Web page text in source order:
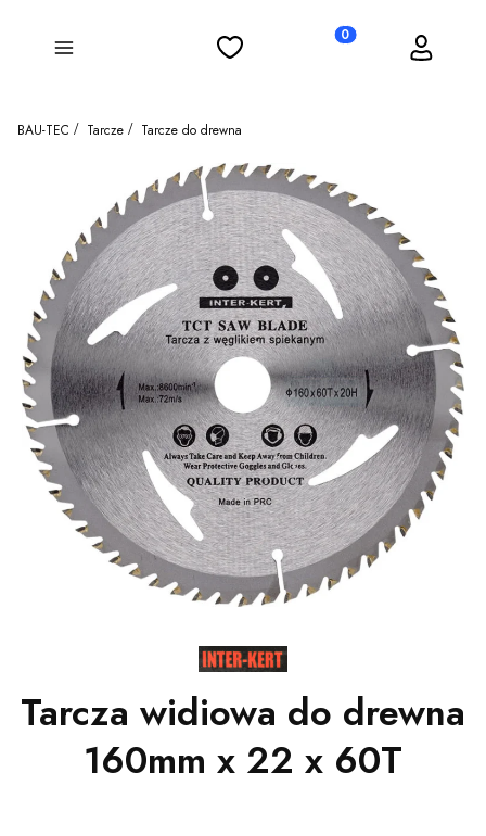
Menu Ulubione Produkty w koszyku:
Koszyk Zaloguj się
BAU-TEC Tarcze Tarcze do drewna
Tarcza widiowa do drewna
160mm x 22 x 60T